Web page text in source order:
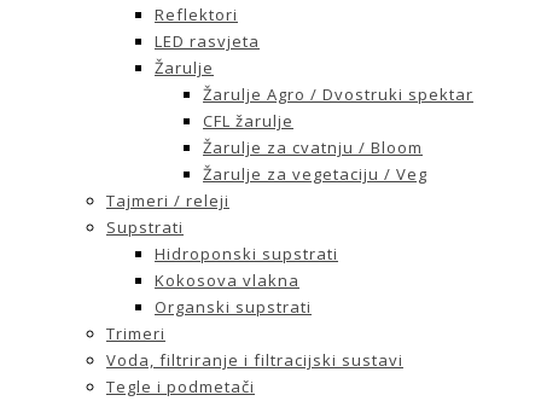
Reflektori
LED rasvjeta
Žarulje
Žarulje Agro / Dvostruki spektar
CFL žarulje
Žarulje za cvatnju / Bloom
Žarulje za vegetaciju / Veg
Tajmeri / releji
Supstrati
Hidroponski supstrati
Kokosova vlakna
Organski supstrati
Trimeri
Voda, filtriranje i filtracijski sustavi
Tegle i podmetači